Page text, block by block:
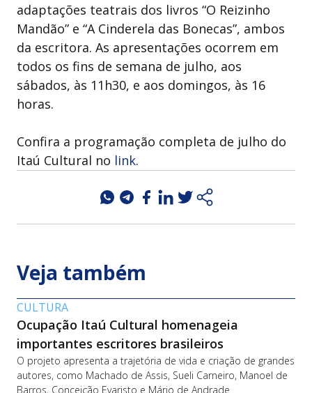
adaptações teatrais dos livros “O Reizinho
Mandão” e “A Cinderela das Bonecas”, ambos
da escritora. As apresentações ocorrem em
todos os fins de semana de julho, aos
sábados, às 11h30, e aos domingos, às 16
horas.
Confira a programação completa de julho do
Itaú Cultural no link.
Veja também
CULTURA
Ocupação Itaú Cultural homenageia
importantes escritores brasileiros
O projeto apresenta a trajetória de vida e criação de grandes
autores, como Machado de Assis, Sueli Carneiro, Manoel de
Barros, Conceição Evaristo e Mário de Andrade